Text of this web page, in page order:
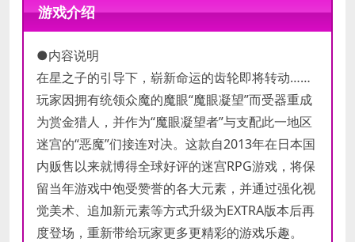
配置
DirectX 版本:11
存储空间:需要 6 GB 可用空间
声卡: Onboard
配置
DirectX 版本:11
存储空间:需要 10 GB 可用空间
声卡: Onboard
游戏介绍
●内容说明
在星之子的引导下，崭新命运的齿轮即将转动……
玩家因拥有统领众魔的魔眼“魔眼凝望”而受器重成
为赏金猎人，并作为“魔眼凝望者”与支配此一地区
迷宫的“恶魔”们接连对决。这款自2013年在日本国
内贩售以来就博得全球好评的迷宫RPG游戏，将保
留当年游戏中饱受赞誉的各大元素，并通过强化视
觉美术、追加新元素等方式升级为EXTRA版本后再
度登场，重新带给玩家更多更精彩的游戏乐趣。